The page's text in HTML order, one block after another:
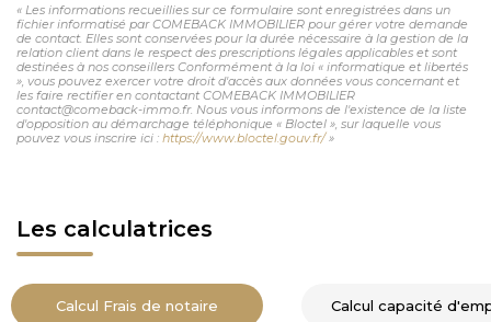
« Les informations recueillies sur ce formulaire sont enregistrées dans un
fichier informatisé par COMEBACK IMMOBILIER pour gérer votre demande
de contact. Elles sont conservées pour la durée nécessaire à la gestion de la
relation client dans le respect des prescriptions légales applicables et sont
destinées à nos conseillers Conformément à la loi « informatique et libertés
», vous pouvez exercer votre droit d'accès aux données vous concernant et
les faire rectifier en contactant COMEBACK IMMOBILIER
contact@comeback-immo.fr. Nous vous informons de l'existence de la liste
d'opposition au démarchage téléphonique « Bloctel », sur laquelle vous
pouvez vous inscrire ici : https://www.bloctel.gouv.fr/»
Les calculatrices
Calcul Frais de notaire Calcul capacité